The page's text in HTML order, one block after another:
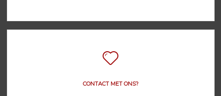
CONTACT MET ONS?